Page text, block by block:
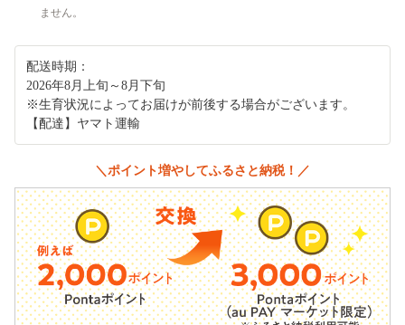
ません。
配送時期：
2026年8月上旬～8月下旬
※生育状況によってお届けが前後する場合がございます。
【配達】ヤマト運輸
＼ポイント増やしてふるさと納税！／